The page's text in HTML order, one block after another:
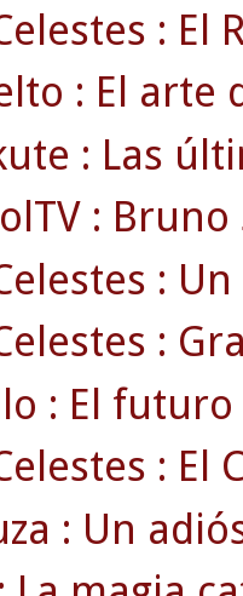
: El
: El arte
: Las
:
:
:
: El
: El
: Un